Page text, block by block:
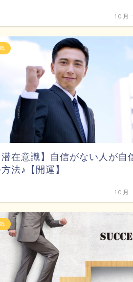
10月
潜在意識】自信がない人が自
法♪【開運】
10月